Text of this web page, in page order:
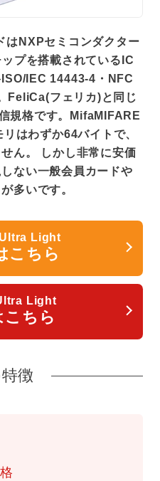
NXPセミコンダクター
プを搭載されているIC
IEC 14443-4・NFC
FeliCa(フェリカ)と同じ
規格です。MifaMIFARE
はわずか64バイトで、
ん。 しかし非常に安価
ない一般会員カードや
多いです。
Light
こちら
Light
こちら
徴